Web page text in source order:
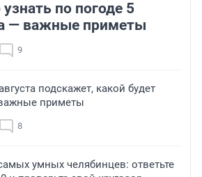
по погоде 5
— важные приметы
9
подскажет, какой будет
приметы
8
умных челябинцев: ответьте